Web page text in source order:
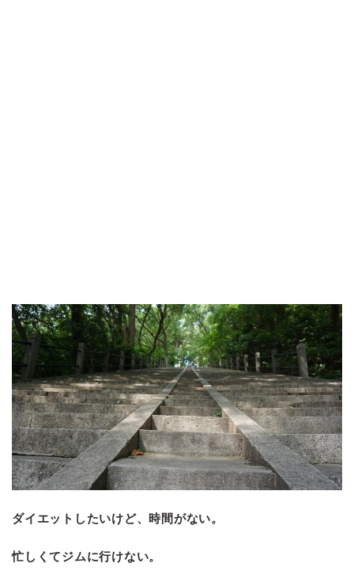
ダイエットしたいけど、時間がない。
忙しくてジムに行けない。